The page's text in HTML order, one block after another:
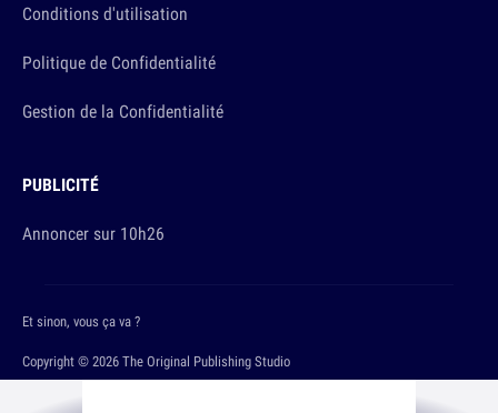
Conditions d'utilisation
Politique de Confidentialité
Gestion de la Confidentialité
PUBLICITÉ
Annoncer sur 10h26
Copyright © 2026 The Original Publishing Studio
Et sinon, vous ça va ?